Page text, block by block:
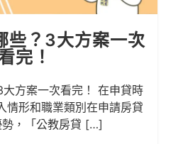
一次
申貸時
請房貸
軍公教信
軍公教信貸2026
在這！ 軍公教信